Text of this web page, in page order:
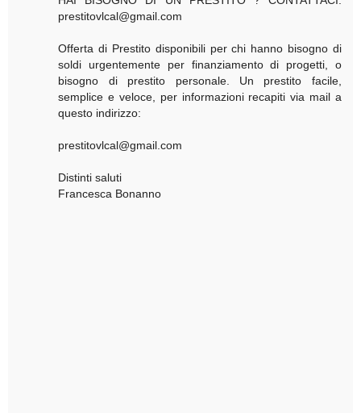
prestitovlcal@gmail.com
Offerta di Prestito disponibili per chi hanno bisogno di
soldi urgentemente per finanziamento di progetti, o
bisogno di prestito personale. Un prestito facile,
semplice e veloce, per informazioni recapiti via mail a
questo indirizzo:
prestitovlcal@gmail.com
Distinti saluti
Francesca Bonanno